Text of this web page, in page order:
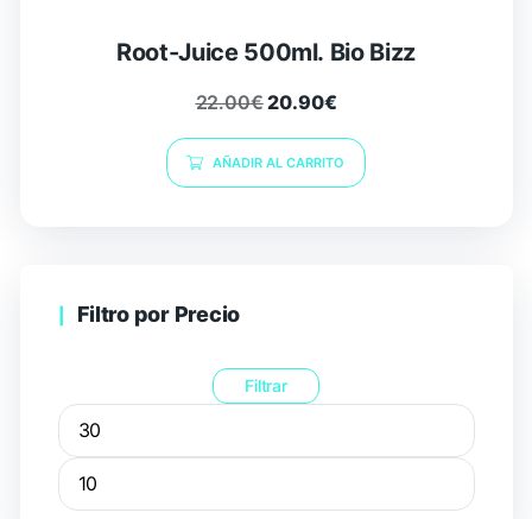
Root-Juice 500ml. Bio Bizz
22.00€20.90€
AÑADIR AL CARRITO
Filtro por Precio
Filtrar